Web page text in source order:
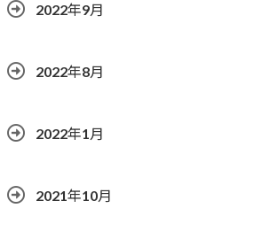
2022年9月
2022年8月
2022年1月
2021年10月